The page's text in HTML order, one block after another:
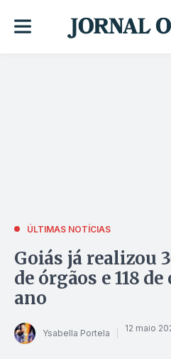
ÚLTIMAS NOTÍCIAS
Goiás já realizou
de órgãos e 118
ano
Ysabella Portela 12 maio